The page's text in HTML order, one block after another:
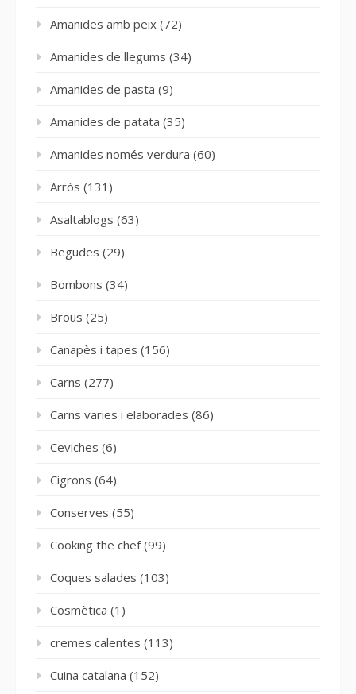
Amanides amb peix (72)
Amanides de llegums (34)
Amanides de pasta (9)
Amanides de patata (35)
Amanides només verdura (60)
Arròs (131)
Asaltablogs (63)
Begudes (29)
Bombons (34)
Brous (25)
Canapès i tapes (156)
Carns (277)
Carns varies i elaborades (86)
Ceviches (6)
Cigrons (64)
Conserves (55)
Cooking the chef(99)
Coques salades (103)
Cosmètica (1)
cremes calentes (113)
Cuina catalana (152)